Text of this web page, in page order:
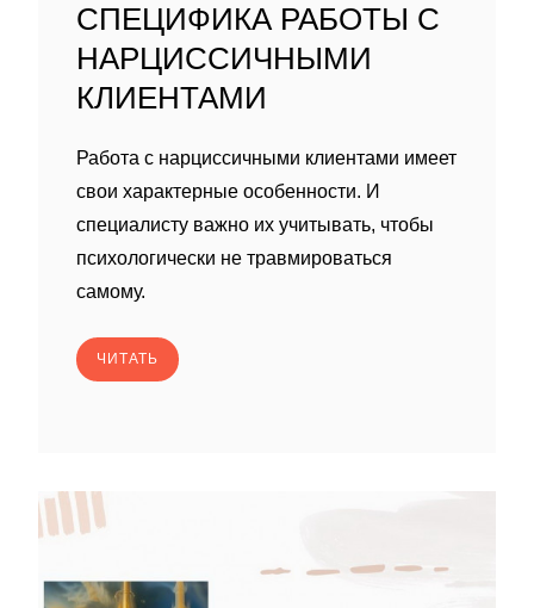
СПЕЦИФИКА РАБОТЫ С
НАРЦИССИЧНЫМИ
КЛИЕНТАМИ
Работа с нарциссичными клиентами имеет
свои характерные особенности. И
специалисту важно их учитывать, чтобы
психологически не травмироваться
самому.
ЧИТАТЬ